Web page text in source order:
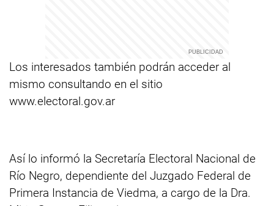
Los interesados también podrán acceder al
mismo consultando en el sitio
www.electoral.gov.ar
Así lo informó la Secretaría Electoral Nacional de
Río Negro, dependiente del Juzgado Federal de
Primera Instancia de Viedma, a cargo de la Dra.